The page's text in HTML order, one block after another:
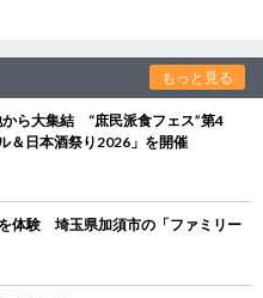
もっと見る
ら大集結 “庶民派食フェス”第4
＆日本酒祭り2026」を開催
体験 埼玉県加須市の「ファミリー